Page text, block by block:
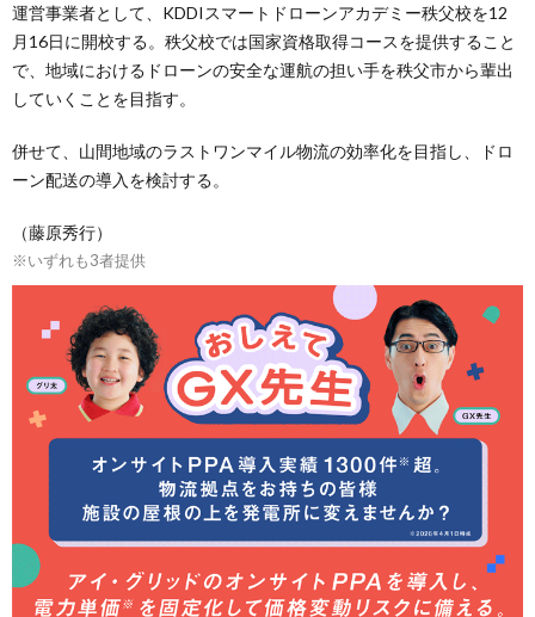
運営事業者として、KDDIスマートドローンアカデミー秩父校を12
月16日に開校する。秩父校では国家資格取得コースを提供すること
で、地域におけるドローンの安全な運航の担い手を秩父市から輩出
していくことを目指す。
併せて、山間地域のラストワンマイル物流の効率化を目指し、ドロ
ーン配送の導入を検討する。
（藤原秀行）
※いずれも3者提供